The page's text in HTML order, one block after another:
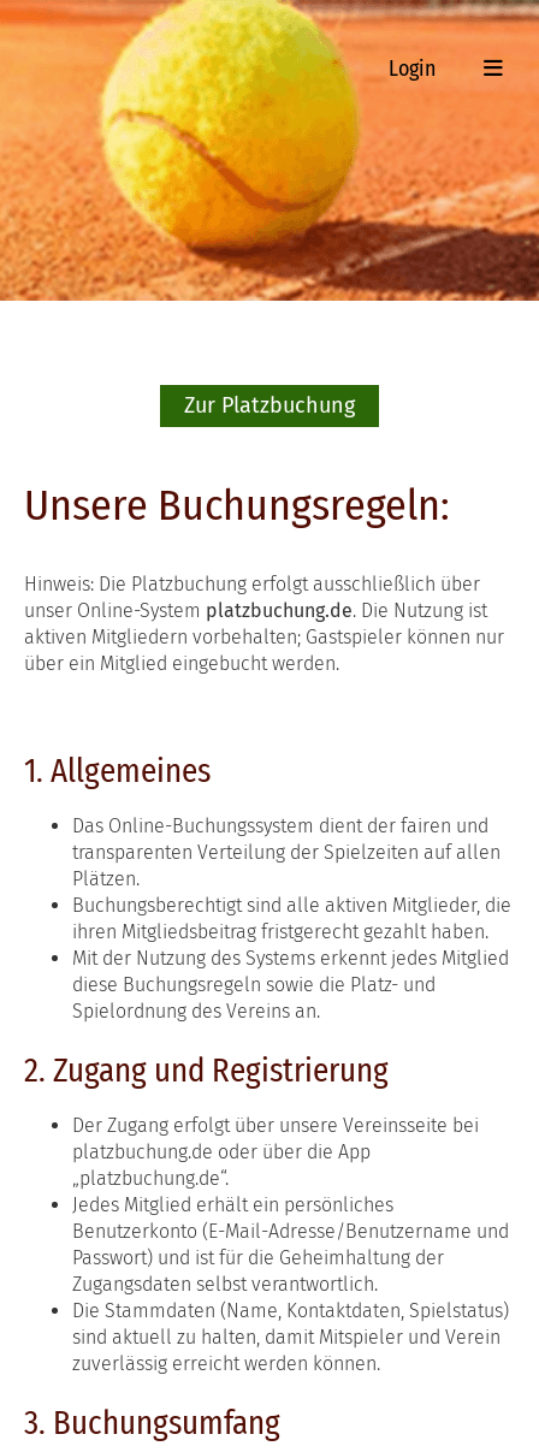
Login
Zur Platzbuchung
Unsere Buchungsregeln:
Hinweis: Die Platzbuchung erfolgt ausschließlich über
unser Online-System platzbuchung.de. Die Nutzung ist
aktiven Mitgliedern vorbehalten; Gastspieler können nur
über ein Mitglied eingebucht werden.
1. Allgemeines
Das Online-Buchungssystem dient der fairen und
transparenten Verteilung der Spielzeiten auf allen
Plätzen.
Buchungsberechtigt sind alle aktiven Mitglieder, die
ihren Mitgliedsbeitrag fristgerecht gezahlt haben.
Mit der Nutzung des Systems erkennt jedes Mitglied
diese Buchungsregeln sowie die Platz- und
Spielordnung des Vereins an.
2. Zugang und Registrierung
Der Zugang erfolgt über unsere Vereinsseite bei
platzbuchung.de oder über die App
„platzbuchung.de“.
Jedes Mitglied erhält ein persönliches
Benutzerkonto (E-Mail-Adresse/Benutzername und
Passwort) und ist für die Geheimhaltung der
Zugangsdaten selbst verantwortlich.
Die Stammdaten (Name, Kontaktdaten, Spielstatus)
sind aktuell zu halten, damit Mitspieler und Verein
zuverlässig erreicht werden können.
3. Buchungsumfang